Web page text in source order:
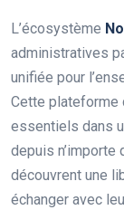
L’écosystème
administratives
unifiée pour
Cette
essentiels dans
depuis n’importe
découvrent une
échanger avec